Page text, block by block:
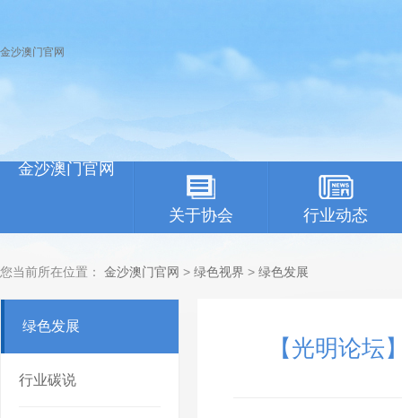
金沙澳门官网
金沙澳门官网
关于协会 行业动态
您当前所在位置： 金沙澳门官网 > 绿色视界 > 绿色发展
绿色发展
行业碳说
【光明论